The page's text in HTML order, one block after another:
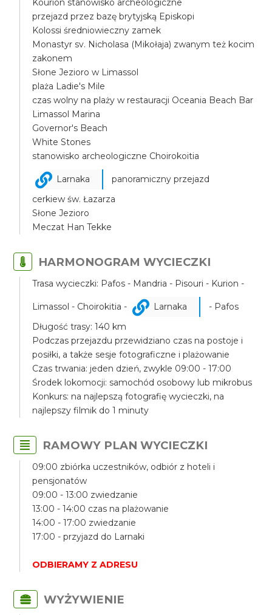
Kourion stanowisko archeologiczne
przejazd przez bazę brytyjską Episkopi
Kolossi średniowieczny zamek
Monastyr sv. Nicholasa (Mikołaja) zwanym też kocim
zakonem
Słone Jezioro w Limassol
plaża Ladie's Mile
czas wolny na plaży w restauracji Oceania Beach Bar
Limassol Marina
Governor's Beach
White Stones
stanowisko archeologiczne Choirokoitia
Larnaka
panoramiczny przejazd
cerkiew św. Łazarza
Słone Jezioro
Meczat Han Tekke
HARMONOGRAM WYCIECZKI
Trasa wycieczki: Pafos - Mandria - Pisouri - Kurion -
Limassol - Choirokitia - Larnaka
- Pafos
Długość trasy: 140 km
Podczas przejazdu przewidziano czas na postoje i
posiłki, a także sesje fotograficzne i plażowanie
Czas trwania: jeden dzień, zwykle 09:00 - 17:00
Środek lokomocji: samochód osobowy lub mikrobus
Konkurs: na najlepszą fotografię wycieczki, na
najlepszy filmik do 1 minuty
RAMOWY PLAN WYCIECZKI
09:00 zbiórka uczestników, odbiór z hoteli i
pensjonatów
09:00 - 13:00 zwiedzanie
13:00 - 14:00 czas na plażowanie
14:00 - 17:00 zwiedzanie
17:00 - przyjazd do Larnaki
ODBIERAMY Z ADRESU
WYŻYWIENIE